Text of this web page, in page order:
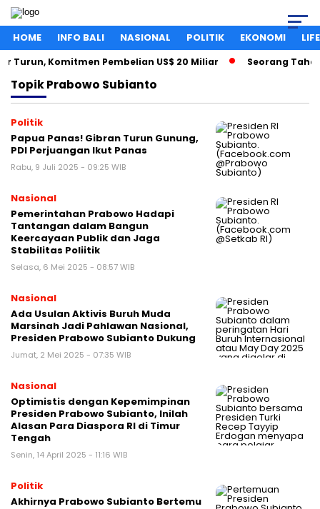
HOME INFO BALI NASIONAL POLITIK EKONOMI
Komitmen Pembelian US$ 20 Miliar Seorang
TopikPrabowo Subianto
Politik
Papua Panas! Gibran Turun Gunung,
PDI Perjuangan Ikut Panas
Rabu, 9 Juli 2025 - 09:25 WIB
Nasional
Pemerintahan Prabowo Hadapi
Tantangan dalam Bangun
Keercayaan Publik dan Jaga
Stabilitas Poliitik
Selasa, 6 Mei 2025 - 08:57 WIB
Nasional
Ada Usulan Aktivis Buruh Muda
Marsinah Jadi Pahlawan Nasional,
Presiden Prabowo Subianto Dukung
Jumat, 2 Mei 2025 - 07:35 WIB
Nasional
Optimistis dengan Kepemimpinan
Presiden Prabowo Subianto, Inilah
Alasan Para Diaspora RI di Timur
Tengah
Senin, 14 April 2025 - 11:16 WIB
Politik
Akhirnya Prabowo Subianto Bertemu